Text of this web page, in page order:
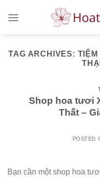
TAG ARCHIVES:
Shop hoa tươi
Thất –
POSTED
Bạn cần một shop hoa